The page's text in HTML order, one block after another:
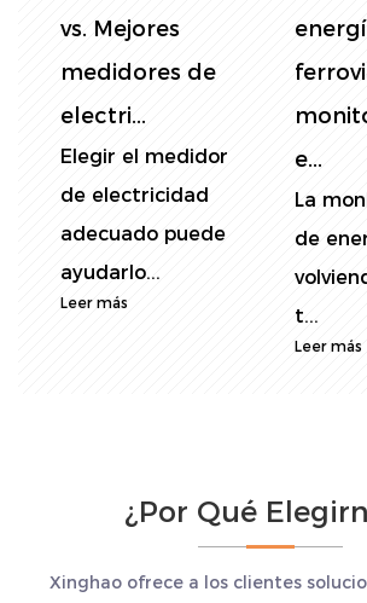
consumo de
electricidad:
Selección de ...
La medición del
consumo de
energía con
precisión es
esenc...
riel
sola
Los
DIN
utiliz...
¿Por Qué
Xinghao ofrece a los clientes